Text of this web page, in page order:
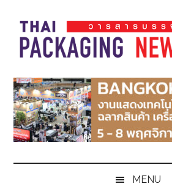
main
content
secondary
menu
primary
sidebar
footer
Thai
Pack
Magazine
Pack
Magazine
MENU